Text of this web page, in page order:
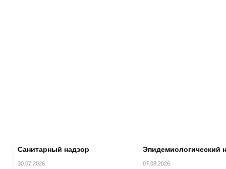
Санитарный надзор
30.07.2026
Эпидемиологический
07.08.2026